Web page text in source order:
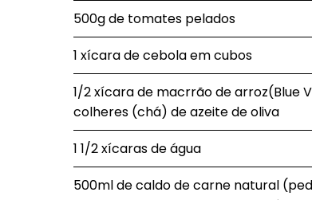
500g de tomates pelados
1 xícara de cebola em cubos
1/2 xícara de macrrão de arroz(Blue
colheres (chá) de azeite de oliva
1 1/2 xícaras de água
500ml de caldo de carne natural